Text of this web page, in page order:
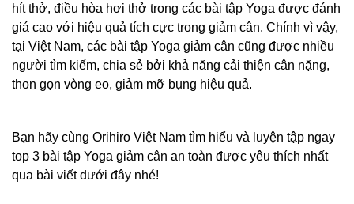
hít thở, điều hòa hơi thở trong các bài tập Yoga được đánh
giá cao với hiệu quả tích cực trong giảm cân. Chính vì vậy,
tại Việt Nam, các bài tập Yoga giảm cân cũng được nhiều
người tìm kiếm, chia sẻ bởi khả năng cải thiện cân nặng,
thon gọn vòng eo, giảm mỡ bụng hiệu quả.
Bạn hãy cùng Orihiro Việt Nam tìm hiểu và luyện tập ngay
top 3 bài tập Yoga giảm cân an toàn được yêu thích nhất
qua bài viết dưới đây nhé!